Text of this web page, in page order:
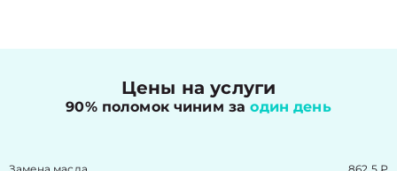
Цены на услуги
90% поломок чиним заодин день